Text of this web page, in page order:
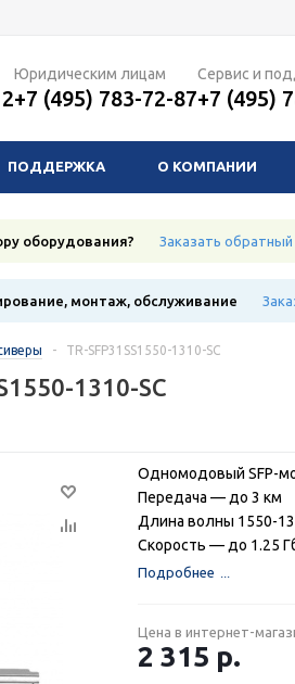
Юридическим лицам
+7 (495) 783-72-87
Сервис и
+7 (495)
ПОДДЕРЖКА О КОМПАНИИ
оборудования? Заказать обратный
монтаж, обслуживание
- TR-SFP31SS1550-1310-SC
1310-SC
Одномодовый SFP-
Передача — до 3 км
Длина волны 1550-
Скорость — до 1.25
Подробнее
Цена в интернет-
2 315 р.